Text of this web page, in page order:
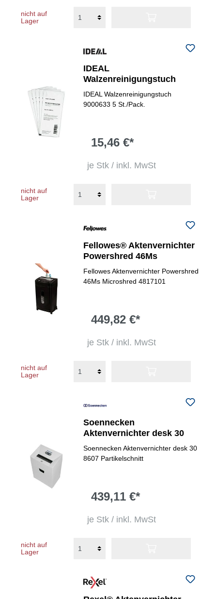
nicht auf
Lager
IDEAL
Walzenreinigungstuch
IDEAL Walzenreinigungstuch
9000633 5 St./Pack.
15,46 €*
je Stk / inkl. MwSt
nicht auf
Lager
Fellowes® Aktenvernichter
Powershred 46Ms
Fellowes Aktenvernichter Powershred
46Ms Microshred 4817101
449,82 €*
je Stk / inkl. MwSt
nicht auf
Lager
Soennecken
Aktenvernichter desk 30
Soennecken Aktenvernichter desk 30
8607 Partikelschnitt
439,11 €*
je Stk / inkl. MwSt
nicht auf
Lager